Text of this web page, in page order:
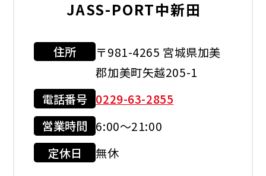
レスト
利用可能カード
現金会員 クレジット
JASS-PORT中新田
住所
〒981-4265 宮城県加美
郡加美町矢越205-1
電話番号 0229-63-2855
営業時間 6:00～21:00
定休日
無休